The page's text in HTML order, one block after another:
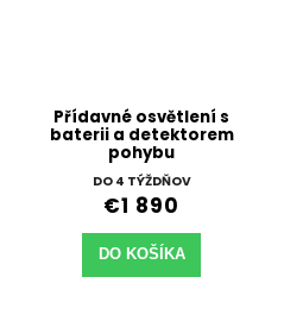
Přídavné osvětlení s
baterii a detektorem
pohybu
DO 4 TÝŽDŇOV
€1 890
DO KOŠÍKA